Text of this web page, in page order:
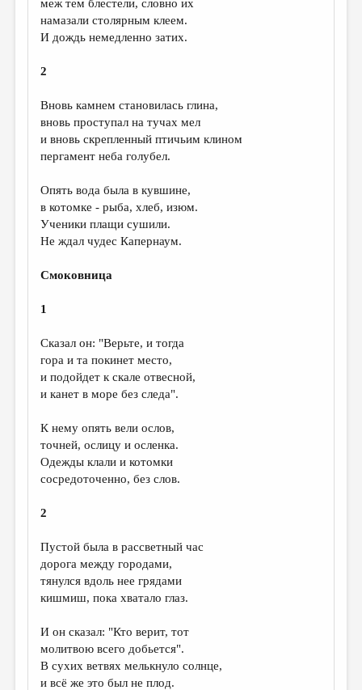
КОНКУРСЫ
КНИЖНАЯ ПОЛКА
ОБЗОР ЛИТЕРАТУРЫ
СТРАНИЦЫ ПАМЯТИ
ОБЪЯВЛЕНИЯ
КОЛОНКА РЕДАКТОРА
РЕДКОЛЛЕГИЯ
ОТ РЕДАКЦИИ
МАЛАЯ ПРОЗА
ЭССЕИСТИКА
ЛИТЕРАТУРОВЕДЕНИЕ
КУЛЬТУРОВЕДЕНИЕ
ПУБЛИЦИСТИКА
РЕЦЕНЗИРОВАНИЕ
ЦИКЛЫ ПУБЛИКАЦИЙ
ТРЕДИАКОВСКИЙ
МЕДИА
меж тем блестели, словно их
намазали столярным клеем.
И дождь немедленно затих.
2
Вновь камнем становилась глина,
вновь проступал на тучах мел
и вновь скрепленный птичьим клином
пергамент неба голубел.
Опять вода была в кувшине,
в котомке - рыба, хлеб, изюм.
Ученики плащи сушили.
Не ждал чудес Капернаум.
Смоковница
1
Сказал он: "Верьте, и тогда
гора и та покинет место,
и подойдет к скале отвесной,
и канет в море без следа".
К нему опять вели ослов,
точней, ослицу и осленка.
Одежды клали и котомки
сосредоточенно, без слов.
2
Пустой была в рассветный час
дорога между городами,
тянулся вдоль нее грядами
кишмиш, пока хватало глаз.
И он сказал: "Кто верит, тот
молитвою всего добьется".
В сухих ветвях мелькнуло солнце,
и всё же это был не плод.